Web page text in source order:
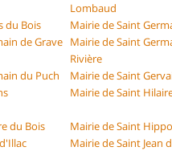
Lombaud
du Bois
Mairie de Saint
de Grave Mairie de Saint
Rivière
du Puch
Mairie de Saint
Mairie de Saint
du Bois
Mairie de Saint
Mairie de Saint Jean